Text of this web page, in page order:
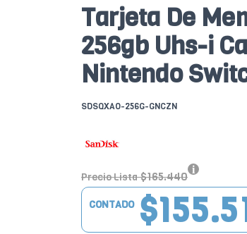
Tarjeta De
256gb Uhs-i
Nintendo
SDSQXAO-256G-GNCZN
Precio Lista $165.440
CONTADO